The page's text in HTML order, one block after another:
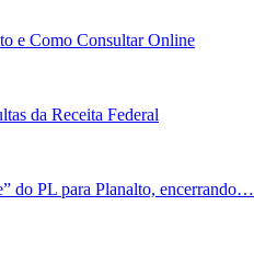
e Como Consultar Online
da Receita Federal
do PL para Planalto, encerrando…